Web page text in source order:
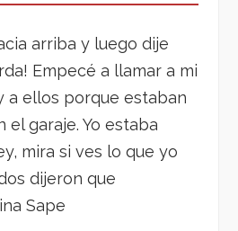
arriba y luego dije
Empecé a llamar a mi
a ellos porque estaban
el garaje. Yo estaba
mira si ves lo que yo
dijeron que
Sape